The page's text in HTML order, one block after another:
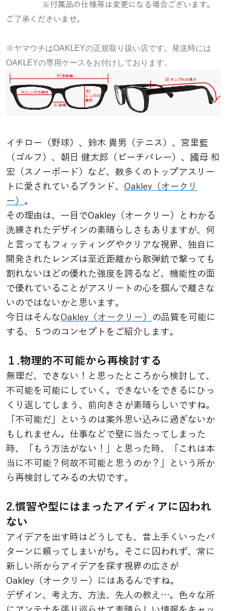
※付属品の仕様等は変更になる場合ございます。
ご了承くださいませ。
※ヤマウチはOAKLEYの正規取り扱い店です。発送時には
OAKLEYの専用ケースをお付けしております。
イチロー（野球）、鈴木 貴男（テニス）、宮里藍
（ゴルフ）、朝日 健太郎（ビーチバレー）、國母 和
宏（スノーボード）など、数多くのトップアスリー
トに愛されているブランド、 Oakley（オークリ
ー） 。
その理由は、一目でOakley（オークリー）とわかる
洗練されたデザインの素晴らしさもありますが、何
と言ってもフィッティングやクリアな視界、独自に
開発されたレンズは至近距離から散弾銃で撃っても
割れないほどの優れた強度を誇るなど、機能性の面
で優れていることがアスリートの心を掴んで離さな
いのではないかと思います。
今日はそんなOakley（オークリー）
の品質を可能に
する、５つのコンセプトをご紹介します。
１.物理的不可能から再検討する
無理だ、できない！と思ったところから検討して、
不可能を可能にしていく。できないをできるにひっ
くり返してしまう、前向きさが素晴らしいですね。
「不可能だ」というのは案外思い込みに過ぎないか
もしれません。仕事などで壁に当たってしまった
時、「もう方法がない！」と思った時、「これは本
当に不可能？何故不可能と思うのか？」という所か
ら再検討してみるの大切です。
2.慣習や型にはまったアイディアに囚われ
ない
アイデアを出す時はどうしても、昔上手くいったパ
ターンに頼ってしまいがち。そこに囚われず、常に
新しい所からアイデアを探す視界の広さが
Oakley（オークリー）にはあるんですね。
デザイン、考え方、方法、先人の教え…。色々な所